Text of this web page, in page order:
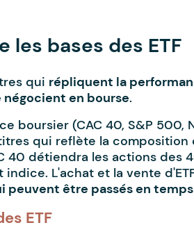
les bases des ETF
qui répliquent la
négocient en bourse.
boursier (CAC 40, S&P 500,
qui reflète la composition
40 détiendra les actions des
L'achat et la vente
peuvent être passés en
ETF